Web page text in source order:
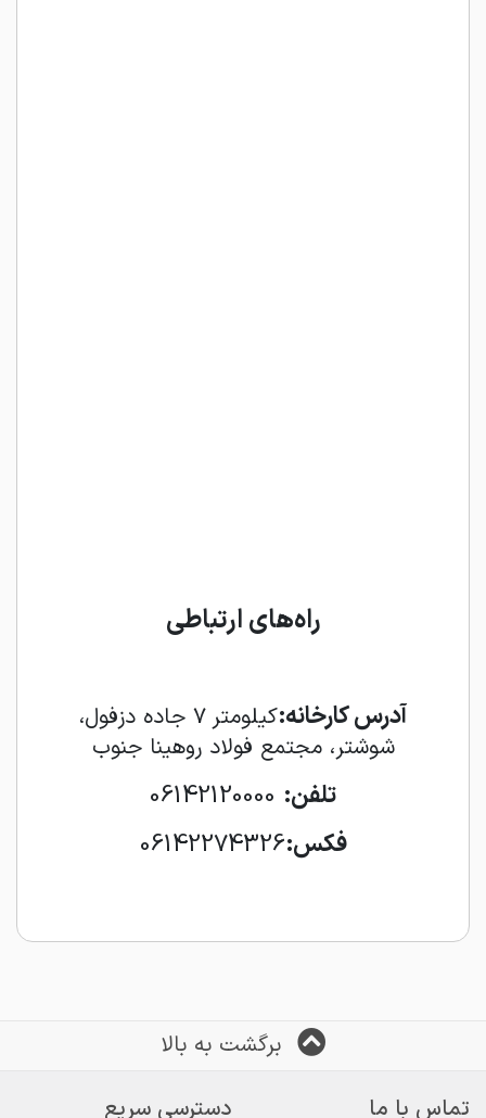
راه‌های ارتباطی
آدرس کارخانه:
کیلومتر ۷ جاده دزفول،
شوشتر، مجتمع فولاد روهینا جنوب
تلفن:
فکس:06142274326
برگشت به بالا
تماس با ما
دسترسی سریع